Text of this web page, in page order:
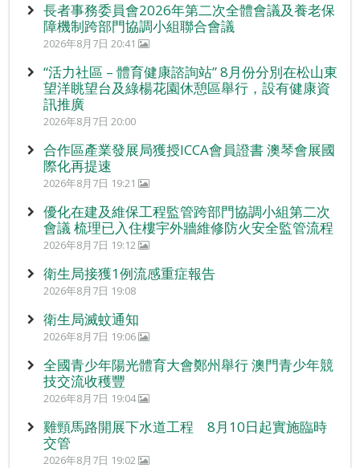
長者事務委員會2026年第二次全體會議及養老保
障機制跨部門協調小組聯合會議
2026年8月7日 20:41
“活力社區 – 體育健康諮詢站” 8月份分別在松山東
望洋眺望台及綠楊花園休憩區舉行，設有健康資
訊推廣
2026年8月7日 20:00
合作區產業發展局獲授ICCA會員證書 澳琴會展國
際化再提速
2026年8月7日 19:21
優化在建及維保工程監管跨部門協調小組第二次
會議 梳理已入住樓宇外牆維修防火安全監管流程
2026年8月7日 19:12
衛生局接獲1例流感重症報告
2026年8月7日 19:08
衛生局滅蚊通知
2026年8月7日 19:06
全國青少年陽光體育大會鄭州舉行 澳門青少年競
技交流收穫豐
2026年8月7日 19:04
雞頸馬路開展下水道工程 8月10日起實施臨時
交管
2026年8月7日 19:02